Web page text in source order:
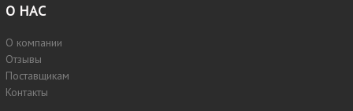
О НАС
О компании
Отзывы
Поставщикам
Контакты